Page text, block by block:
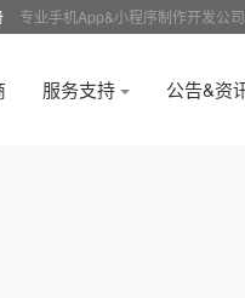
专业手机App&小程序制作开发公
服务支持 公告&资